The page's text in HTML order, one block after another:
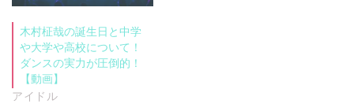
木村柾哉の誕生日と中学
や大学や高校について！
ダンスの実力が圧倒的！
【動画】
アイドル